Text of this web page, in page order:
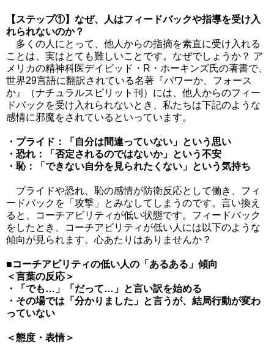
【ステップ①】なぜ、人はフィードバックや指導を受け入
れられないのか？
多くの人にとって、他人からの指摘を素直に受け入れる
ことは、実はとても難しいことです。なぜでしょうか？ ア
メリカの精神科医デイビッド・R・ホーキンズ氏の著書で、
世界29言語に翻訳されている名著『パワーか、フォース
か』（ナチュラルスピリット刊）には、他人からのフィー
ドバックを受け入れられないとき、私たちは下記のような
感情に邪魔をされているといっています。
・プライド：「自分は間違っていない」という思い
・恐れ：「否定されるのではないか」という不安
・恥：「できない自分を見られたくない」という気持ち
プライドや恐れ、恥の感情が防衛反応として働き、フィ
ードバックを「攻撃」とみなしてしまうのです。言い換え
ると、コーチアビリティが低い状態です。フィードバック
をしたとき、コーチアビリティが低い人には以下のような
傾向が見られます。心あたりはありませんか？
■コーチアビリティの低い人の「あるある」傾向
＜言葉の反応＞
・「でも…」「だって…」と言い訳を始める
・その場では「分かりました」と言うが、結局行動が変わ
っていない
＜態度・表情＞